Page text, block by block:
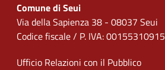
Comune di Seui
Via della Sapienza 38 - 08037 Seui
Codice fiscale / P. IVA: 00155310915
Ufficio Relazioni con il Pubblico